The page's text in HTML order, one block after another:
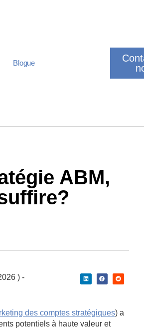
Blogue
ABM,
) -
des comptes stratégiques) a
potentiels à haute valeur et